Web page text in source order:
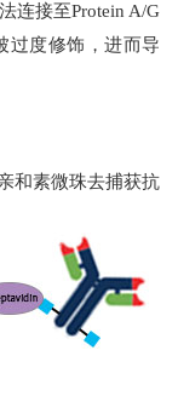
连接至Protein A/G
过度修饰，进而导
和素微珠去捕获抗